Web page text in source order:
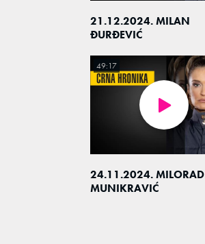
21.12.2024. MILAN
ĐURĐEVIĆ
24.11.2024. MILORAD
MUNIKRAVIĆ
49:17